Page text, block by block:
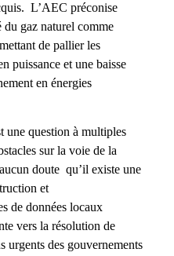
L’AEC préconise
gaz naturel comme
de pallier les
puissance et une baisse
en énergies
une question à multiples
sur la voie de la
doute qu’il existe une
et
de données locaux
vers la résolution de
urgents des gouvernements